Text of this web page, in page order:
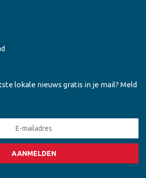
lokale nieuws gratis in je mail? Meld